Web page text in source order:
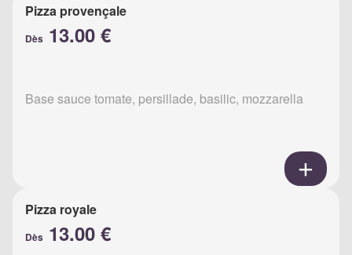
Pizza provençale
Dès 13.00 €
Base sauce tomate, persillade, basilic, mozzarella
Pizza royale
Dès 13.00 €